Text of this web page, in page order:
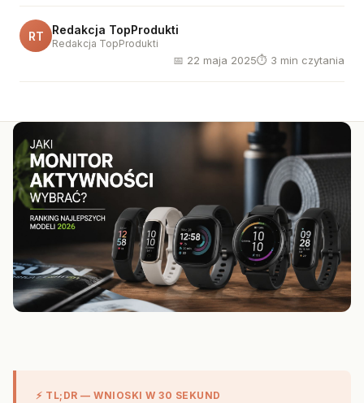
RT Redakcja TopProdukti
Redakcja TopProdukti
📅 22 maja 2025⏱ 3 min czytania
⚡ TL;DR — WNIOSKI W 30 SEKUND